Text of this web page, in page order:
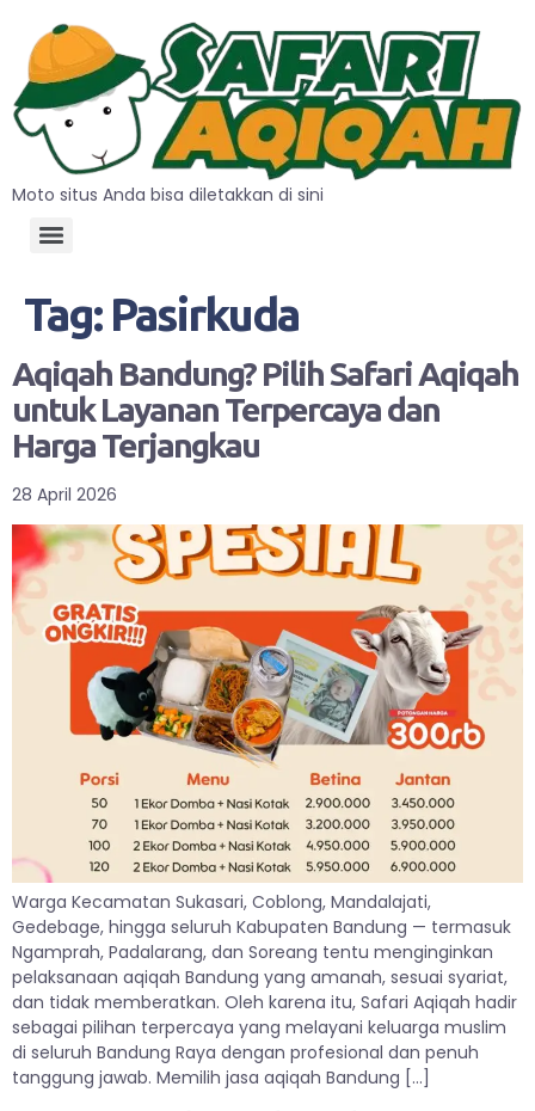
Moto situs Anda bisa diletakkan di sini
Tag: Pasirkuda
Aqiqah Bandung? Pilih Safari Aqiqah
untuk Layanan Terpercaya dan
Harga Terjangkau
28 April 2026
Warga Kecamatan Sukasari, Coblong, Mandalajati,
Gedebage, hingga seluruh Kabupaten Bandung — termasuk
Ngamprah, Padalarang, dan Soreang tentu menginginkan
pelaksanaan aqiqah Bandung yang amanah, sesuai syariat,
dan tidak memberatkan. Oleh karena itu, Safari Aqiqah hadir
sebagai pilihan terpercaya yang melayani keluarga muslim
di seluruh Bandung Raya dengan profesional dan penuh
tanggung jawab. Memilih jasa aqiqah Bandung […]